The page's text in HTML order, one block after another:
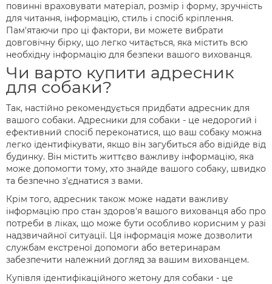
повинні враховувати матеріал, розмір і форму, зручність
для читання, інформацію, стиль і спосіб кріплення.
Пам'ятаючи про ці фактори, ви можете вибрати
довговічну бірку, що легко читається, яка містить всю
необхідну інформацію для безпеки вашого вихованця.
Чи варто купити адресник
для собаки?
Так, настійно рекомендується придбати адресник для
вашого собаки. Адресники для собаки - це недорогий і
ефективний спосіб переконатися, що ваш собаку можна
легко ідентифікувати, якщо він загубиться або відійде від
будинку. Він містить життєво важливу інформацію, яка
може допомогти тому, хто знайде вашого собаку, швидко
та безпечно з'єднатися з вами.
Крім того, адресник також може надати важливу
інформацію про стан здоров'я вашого вихованця або про
потреби в ліках, що може бути особливо корисним у разі
надзвичайної ситуації. Ця інформація може дозволити
службам екстреної допомоги або ветеринарам
забезпечити належний догляд за вашим вихованцем.
Купівля ідентифікаційного жетону для собаки - це